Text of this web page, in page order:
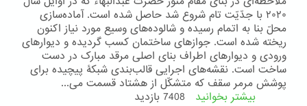
۲۰۲۰ با جدّیّت تام شروع شد حاصل شده است. آماده‌سازی
محلّ بنا به اتمام رسیده و شالوده‌های وسیع مورد نیاز اکنون
ریخته شده است. جوازهای ساختمان کسب گردیده و دیوارهای
ورودی و دیوارهای اطراف بنای اصلی مرقد مبارک در دست
ساخت است. نقشه‌های اجرایی قالب‌بندی شبکۀ‌ پیچیده‌ برای
پوشش مرمر سقف که متشکّل از هشتاد قسمت می‌...
بیشتر بخوانید درباره
7408 بازدید